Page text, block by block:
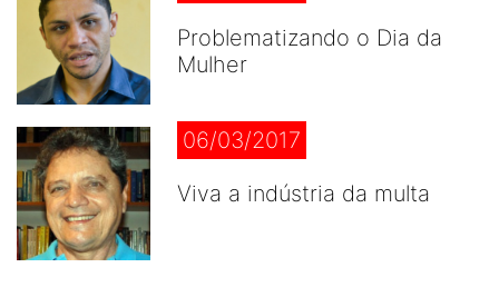
Problematizando o Dia da
Mulher
06/03/2017
Viva a indústria da multa